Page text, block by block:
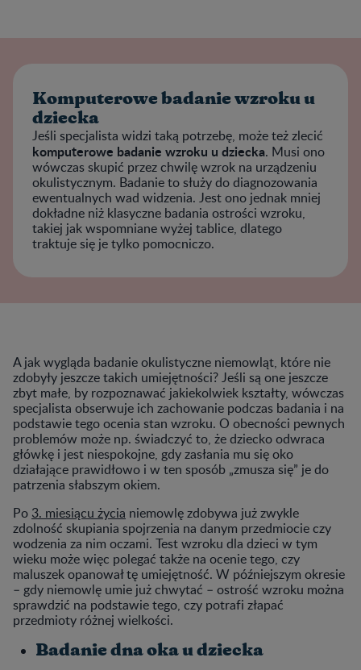
Komputerowe badanie wzroku u
dziecka
Jeśli specjalista widzi taką potrzebę, może też zlecić
komputerowe badanie wzroku u dziecka. Musi ono
wówczas skupić przez chwilę wzrok na urządzeniu
okulistycznym. Badanie to służy do diagnozowania
ewentualnych wad widzenia. Jest ono jednak mniej
dokładne niż klasyczne badania ostrości wzroku,
takiej jak wspomniane wyżej tablice, dlatego
traktuje się je tylko pomocniczo.
A jak wygląda badanie okulistyczne niemowląt, które nie
zdobyły jeszcze takich umiejętności? Jeśli są one jeszcze
zbyt małe, by rozpoznawać jakiekolwiek kształty, wówczas
specjalista obserwuje ich zachowanie podczas badania i na
podstawie tego ocenia stan wzroku. O obecności pewnych
problemów może np. świadczyć to, że dziecko odwraca
główkę i jest niespokojne, gdy zasłania mu się oko
działające prawidłowo i w ten sposób „zmusza się” je do
patrzenia słabszym okiem.
Po 3. miesiącu życia niemowlę zdobywa już zwykle
zdolność skupiania spojrzenia na danym przedmiocie czy
wodzenia za nim oczami. Test wzroku dla dzieci w tym
wieku może więc polegać także na ocenie tego, czy
maluszek opanował tę umiejętność. W późniejszym okresie
– gdy niemowlę umie już chwytać – ostrość wzroku można
sprawdzić na podstawie tego, czy potrafi złapać
przedmioty różnej wielkości.
Badanie dna oka u dziecka